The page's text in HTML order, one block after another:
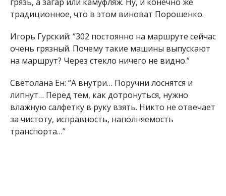
традиционное, что в этом виноват Порошенко.
Игорь Гурский: “302 постоянно на маршруте сейчас
очень грязный. Почему такие машины выпускают
на маршрут? Через стекло ничего не видно.”
Светолана Ен: “А внутри… Поручни лоснятся и
липнут… Перед тем, как дотронуться, нужно
влажную салфетку в руку взять. Никто не отвечает
за чистоту, исправность, наполняемость
транспорта…”